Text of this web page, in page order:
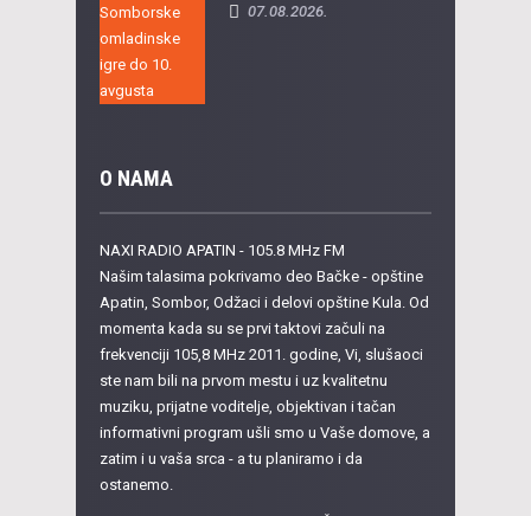
07.08.2026.
O NAMA
NAXI RADIO APATIN - 105.8 MHz FM
Našim talasima pokrivamo deo Bačke - opštine
Apatin, Sombor, Odžaci i delovi opštine Kula. Od
momenta kada su se prvi taktovi začuli na
frekvenciji 105,8 MHz 2011. godine, Vi, slušaoci
ste nam bili na prvom mestu i uz kvalitetnu
muziku, prijatne voditelje, objektivan i tačan
informativni program ušli smo u Vaše domove, a
zatim i u vaša srca - a tu planiramo i da
ostanemo.